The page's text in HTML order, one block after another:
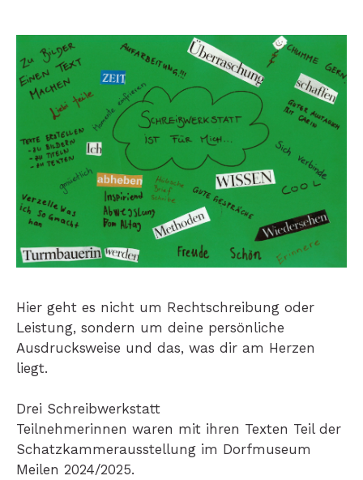
Hier geht es nicht um Rechtschreibung oder
Leistung, sondern um deine persönliche
Ausdrucksweise und das, was dir am Herzen
liegt.
Drei Schreibwerkstatt
Teilnehmerinnen waren mit ihren Texten Teil der
Schatzkammerausstellung im Dorfmuseum
Meilen 2024/2025.